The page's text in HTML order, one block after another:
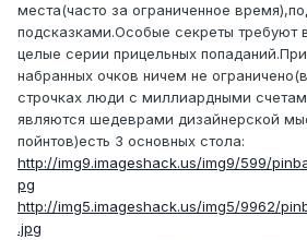
места(часто за ограниченное
подсказками.Особые секреты требуют
целые серии прицельных
набранных очков ничем не
строчках люди с миллиардными
являются шедеврами дизайнерской
пойнтов)есть 3 основных стола:
http://img9.imageshack.us/img9/599/
pg
http://img5.imageshack.us/img5/9962/
.jpg